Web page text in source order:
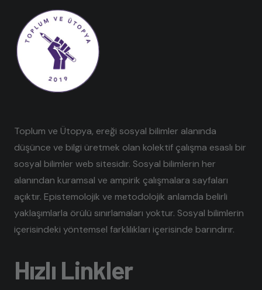
Toplum ve Ütopya, ereği sosyal bilimler alanında
düşünce ve bilgi üretmek olan kolektif çalışma esaslı bir
sosyal bilimler web sitesidir. Sosyal bilimlerin her
alanından kuramsal ve ampirik çalışmalara sayfaları
açıktır. Epistemolojik ve metodolojik anlamda belirli
yaklaşımlarla örülü sınırlamaları yoktur. Sosyal bilimlerin
içerisindeki yöntemsel farklılıkları içerisinde barındırır.
Hızlı Linkler